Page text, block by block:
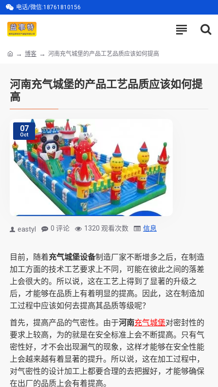
电话/微信:18761810156
博客 河南充气城堡的产品工艺品质应该如何提高
河南充气城堡的产品工艺品质应该如何提
高
07
Oct
eastyl 0 评论 1320 观看次数 信息
目前，随着充气城堡设备制造厂家不断增多之后，在制造
加工方面的技术工艺要求上不同，可能在彼此之间的落差
上会很大的。所以说，这在工艺上得到了显著的升级之
后，才能够在品质上有着明显的提高。因此，这在制造加
工过程中应该如何去提高其品质等级呢？
首先，提高产品的气密性。由于河南充气城堡对密封性的
要求上较高，为的就是在安全标准上会不断提高。只有气
密性好，才不会出现漏气的现象，这样才能够在安全性能
上会越来越有着显著的提升。所以说，这在加工过程中，
对气密性的设计加工上都要合理的去把握好，才能够确保
在出厂的品质上会有着提高。